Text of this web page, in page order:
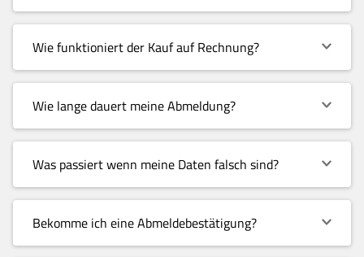
Wie funktioniert der Kauf auf Rechnung?
Wie lange dauert meine Abmeldung?
Was passiert wenn meine Daten falsch sind?
Bekomme ich eine Abmeldebestätigung?